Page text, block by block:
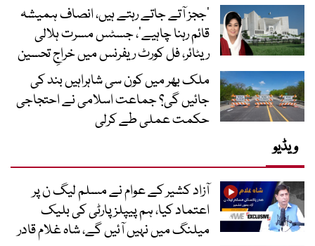
’ججز آتے جاتے رہتے ہیں، انصاف ہمیشہ
قائم رہنا چاہیے‘، جسٹس مسرت ہلالی
ریٹائر، فل کورٹ ریفرنس میں خراجِ تحسین
ملک بھر میں کون سی شاہراہیں بند کی
جائیں گی؟ جماعت اسلامی نے احتجاجی
حکمت عملی طے کرلی
ویڈیو
آزاد کشیر کے عوام نے مسلم لیگ ن پر
اعتماد کیا، ہم پیپلز پارٹی کی بلیک
میلنگ میں نہیں آئیں گے، شاہ غلام قادر